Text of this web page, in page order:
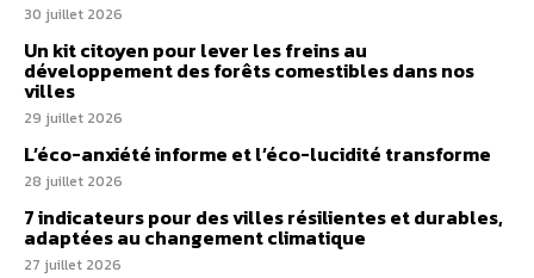
30 juillet 2026
Un kit citoyen pour lever les freins au
développement des forêts comestibles dans nos
villes
29 juillet 2026
L’éco-anxiété informe et l’éco-lucidité transforme
28 juillet 2026
7 indicateurs pour des villes résilientes et durables,
adaptées au changement climatique
27 juillet 2026